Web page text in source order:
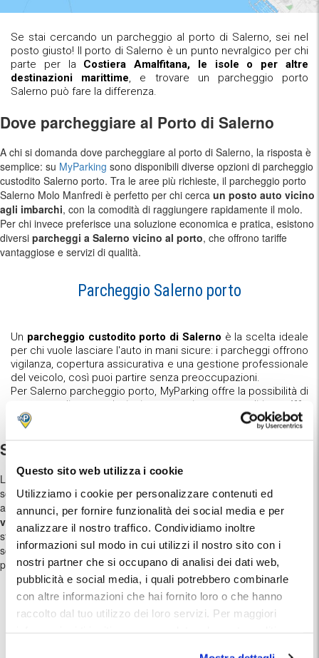
Questo sito web utilizza i cookie
Utilizziamo i cookie per personalizzare contenuti ed
annunci, per fornire funzionalità dei social media e per
analizzare il nostro traffico. Condividiamo inoltre
informazioni sul modo in cui utilizzi il nostro sito con i
nostri partner che si occupano di analisi dei dati web,
pubblicità e social media, i quali potrebbero combinarle
con altre informazioni che hai fornito loro o che hanno
raccolto dal tuo utilizzo dei loro servizi. Per maggiori
Se stai cercando un parcheggio al porto di Salerno, sei nel
posto giusto! Il porto di Salerno è un punto nevralgico per chi
parte per la Costiera Amalfitana, le isole o per altre
destinazioni marittime, e trovare un parcheggio porto
Salerno può fare la differenza.
Dove parcheggiare al Porto di Salerno
A chi si domanda dove parcheggiare al porto di Salerno, la risposta è
semplice: su MyParking sono disponibili diverse opzioni di parcheggio
custodito Salerno porto. Tra le aree più richieste, il parcheggio porto
Salerno Molo Manfredi è perfetto per chi cerca un posto auto vicino
agli imbarchi, con la comodità di raggiungere rapidamente il molo.
Per chi invece preferisce una soluzione economica e pratica, esistono
diversi parcheggi a Salerno vicino al porto, che offrono tariffe
vantaggiose e servizi di qualità.
Parcheggio Salerno porto
Un parcheggio custodito porto di Salerno è la scelta ideale
per chi vuole lasciare l'auto in mani sicure: i parcheggi offrono
vigilanza, copertura assicurativa e una gestione professionale
del veicolo, così puoi partire senza preoccupazioni.
Per Salerno parcheggio porto, MyParking offre la possibilità di
prenotare diverse soluzioni, con posti auto custoditi e
tariffe
competitive
Salerno Porto Parcheggio
Le tariffe parcheggio porto Salerno variano in base alla durata della
sosta e ai servizi offerti. Prenotare in anticipo il proprio parcheggio
auto porto di Salerno è il modo migliore pergarantirsi un posto
vicino agli imbarchi e risparmiare sui costi
, soprattutto in alta
stagione. Inoltre, prenotando online puoi confrontare i prezzi e
scegliere l'opzione migliore tra le tante offerte di Salerno porto
parcheggio.
Dove parcheggiare a Salerno vicino al Porto